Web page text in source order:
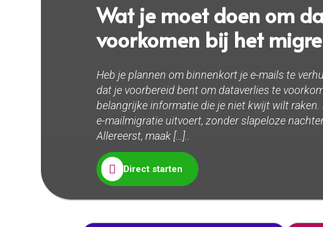
Wat je moet doen om
voorkomen bij het
Heb je plannen om binnenkort je e-mails te
dat je voorbereid bent om dataverlies te
belangrijke informatie die je niet kwijt wilt raken.
e-mailmigratie uitvoert, zonder slapeloze
Allereerst, maak […]..
 Direct starten